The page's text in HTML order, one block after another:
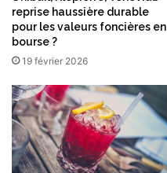
reprise haussière durable
pour les valeurs foncières en
bourse ?
19 février 2026